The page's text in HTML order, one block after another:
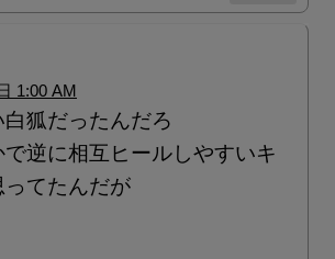
1:00 AM
狐だったんだろ
で逆に相互ヒールしやすいキ
ってたんだが